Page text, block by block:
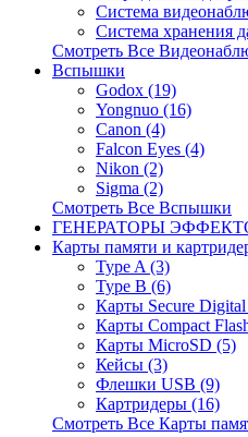
Система
Система хранения
Смотреть Все
Вспышки
Godox (19)
Yongnuo (16)
Canon (4)
Falcon Eyes (4)
Nikon (2)
Sigma (2)
Смотреть Все Вспышки
ГЕНЕРАТОРЫ
Карты памяти и
Type A (3)
Type B (6)
Карты Secure
Карты Compact
Карты MicroSD (5)
Кейсы (3)
Флешки USB (9)
Картридеры (16)
Смотреть Все Карты